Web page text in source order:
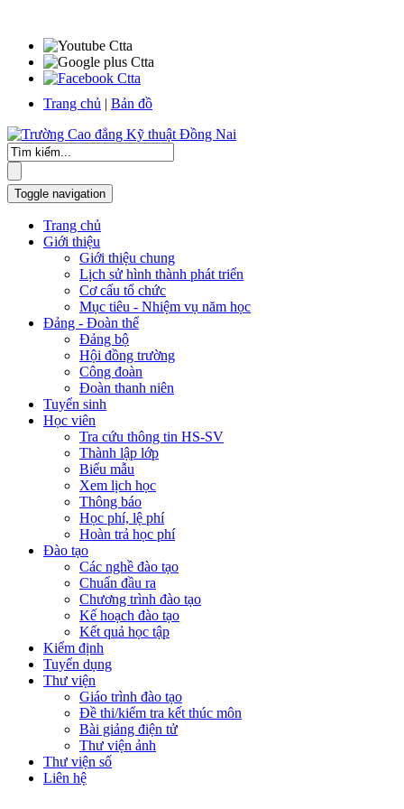
Trang chủ | Bản đồ
Toggle navigation
Trang chủ
Giới thiệu
Giới thiệu chung
Lịch sử hình thành phát triển
Cơ cấu tổ chức
Mục tiêu - Nhiệm vụ năm học
Đảng - Đoàn thể
Đảng bộ
Hội đồng trường
Công đoàn
Đoàn thanh niên
Tuyển sinh
Học viên
Tra cứu thông tin HS-SV
Thành lập lớp
Biểu mẫu
Xem lịch học
Thông báo
Học phí, lệ phí
Hoàn trả học phí
Đào tạo
Các nghề đào tạo
Chuẩn đầu ra
Chương trình đào tạo
Kế hoạch đào tạo
Kết quả học tập
Kiểm định
Tuyển dụng
Thư viện
Giáo trình đào tạo
Đề thi/kiểm tra kết thúc môn
Bài giảng điện tử
Thư viện ảnh
Thư viện số
Liên hệ